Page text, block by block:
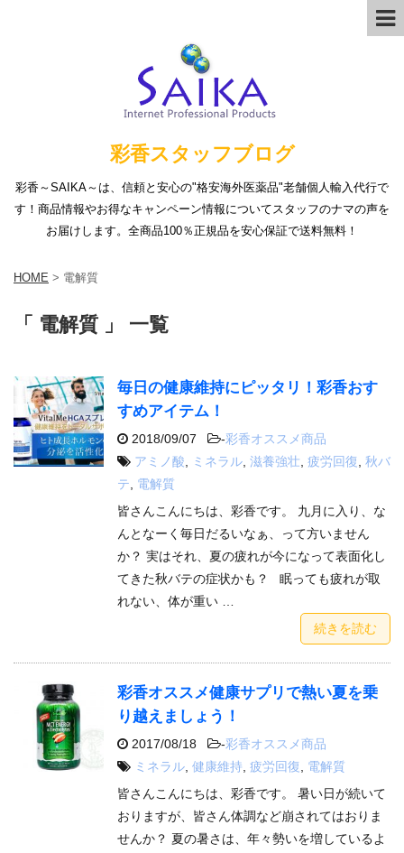
彩香スタッフブログ
彩香～SAIKA～は、信頼と安心の"格安海外医薬品"老舗個人輸入代行で
す！商品情報やお得なキャンペーン情報についてスタッフのナマの声を
お届けします。全商品100％正規品を安心保証で送料無料！
HOME > 電解質
「 電解質 」 一覧
毎日の健康維持にピッタリ！彩香おす
すめアイテム！
2018/09/07 -彩香オススメ商品
アミノ酸
ミネラル 滋養強壮 疲労回復 秋バ
テ
電解質
皆さんこんにちは、彩香です。 九月に入り、な
んとなーく毎日だるいなぁ、って方いません
か？ 実はそれ、夏の疲れが今になって表面化し
てきた秋バテの症状かも？ 眠っても疲れが取
れない、体が重い …
続きを読む
彩香オススメ健康サプリで熱い夏を乗
り越えましょう！
2017/08/18 -彩香オススメ商品
ミネラル 健康維持 疲労回復
電解質
皆さんこんにちは、彩香です。 暑い日が続いて
おりますが、皆さん体調など崩されてはおりま
せんか？ 夏の暑さは、年々勢いを増しているよ